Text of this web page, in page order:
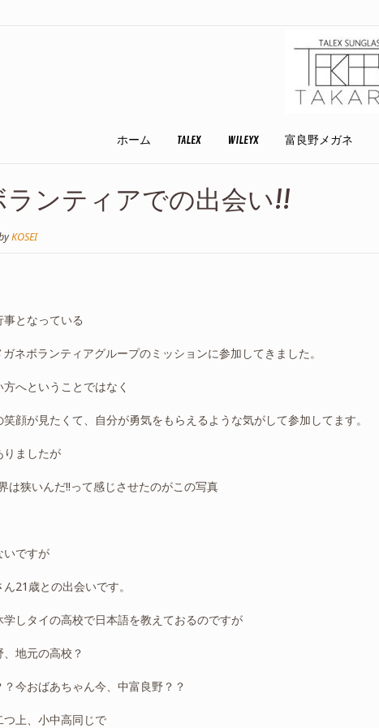
ホーム TALEX WILEYX 富良野メガネ
ランティアでの出会い!!
KOSEI
となっている
ネボランティアグループのミッションに参加してきました。
へということではなく
顔が見たくて、自分が勇気をもらえるような気がして参加してます。
りましたが
は狭いんだ!!って感じさせたのがこの写真
いですが
21歳との出会いです。
しタイの高校で日本語を教えておるのですが
地元の高校？
今おばあちゃん今、中富良野？？
上、小中高同じで